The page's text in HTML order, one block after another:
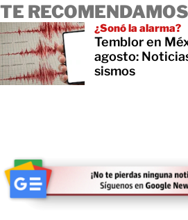
TE
¿Sonó la alarma?
Temblor en
agosto:
sismos